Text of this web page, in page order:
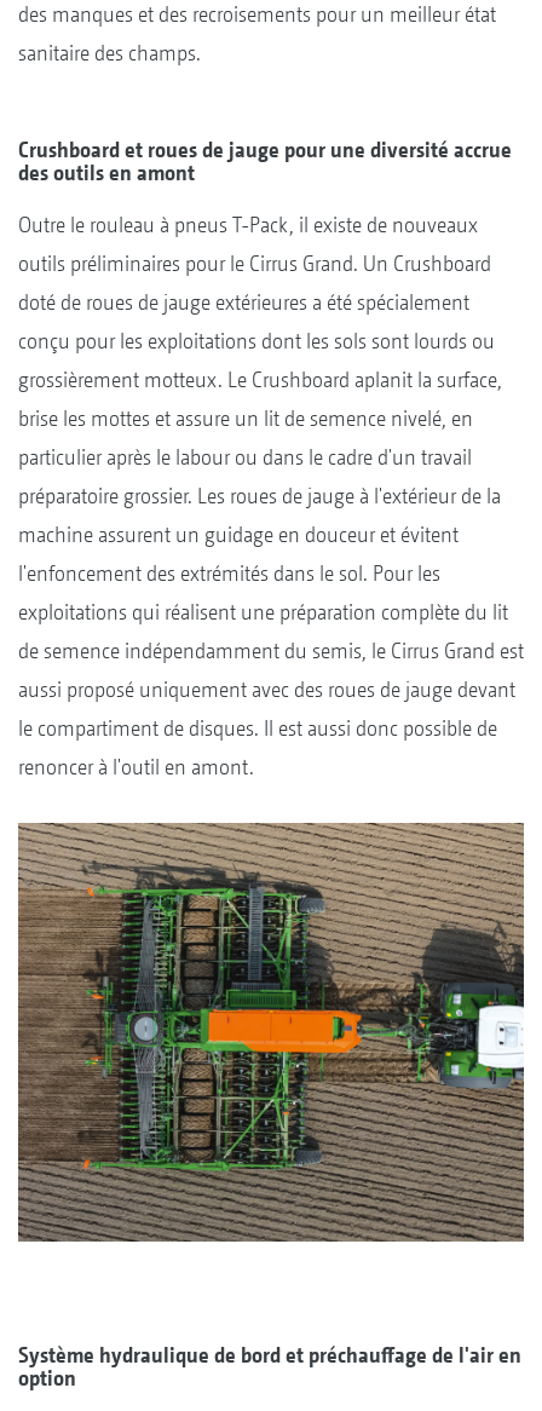
des manques et des recroisements pour un meilleur état
sanitaire des champs.
Crushboard et roues de jauge pour une diversité accrue
des outils en amont
Outre le rouleau à pneus T-Pack, il existe de nouveaux
outils préliminaires pour le Cirrus Grand. Un Crushboard
doté de roues de jauge extérieures a été spécialement
conçu pour les exploitations dont les sols sont lourds ou
grossièrement motteux. Le Crushboard aplanit la surface,
brise les mottes et assure un lit de semence nivelé, en
particulier après le labour ou dans le cadre d'un travail
préparatoire grossier. Les roues de jauge à l'extérieur de la
machine assurent un guidage en douceur et évitent
l'enfoncement des extrémités dans le sol. Pour les
exploitations qui réalisent une préparation complète du lit
de semence indépendamment du semis, le Cirrus Grand est
aussi proposé uniquement avec des roues de jauge devant
le compartiment de disques. Il est aussi donc possible de
renoncer à l'outil en amont.
Système hydraulique de bord et préchauffage de l'air en
option